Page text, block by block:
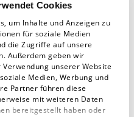
Cookies
um Inhalte und Anzeigen zu
für soziale Medien
die Zugriffe auf unsere
Außerdem geben wir
unserer Website
Medien, Werbung und
Partner führen diese
mit weiteren Daten
bereitgestellt haben oder
einem
schlagartig geändert,
– immer und
Rückblickend